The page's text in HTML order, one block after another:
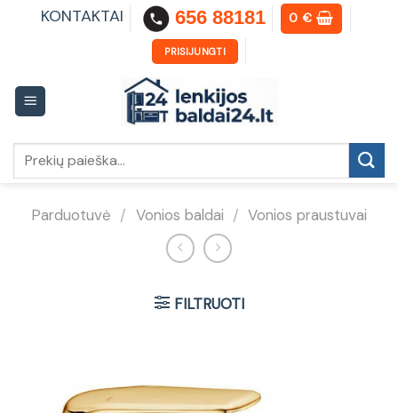
KONTAKTAI 656 88181 0€
PRISIJUNGTI
Parduotuvė / Vonios baldai / Vonios praustuvai
FILTRUOTI